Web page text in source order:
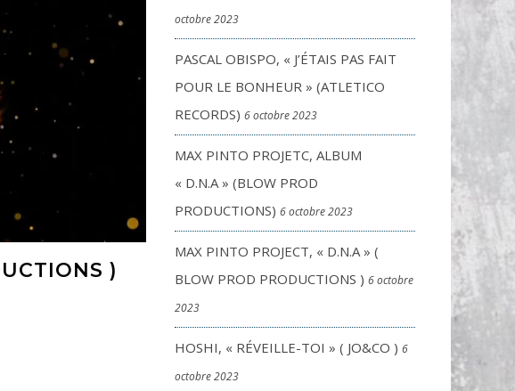
)
octobre 2023
PASCAL OBISPO, « J’ÉTAIS PAS FAIT
POUR LE BONHEUR » (ATLETICO
RECORDS) 6 octobre 2023
MAX PINTO PROJETC, ALBUM
« D.N.A » (BLOW PROD
PRODUCTIONS) 6 octobre 2023
MAX PINTO PROJECT, « D.N.A » (
BLOW PROD PRODUCTIONS ) 6 octobre
2023
HOSHI, « RÉVEILLE-TOI » ( JO&CO ) 6
octobre 2023